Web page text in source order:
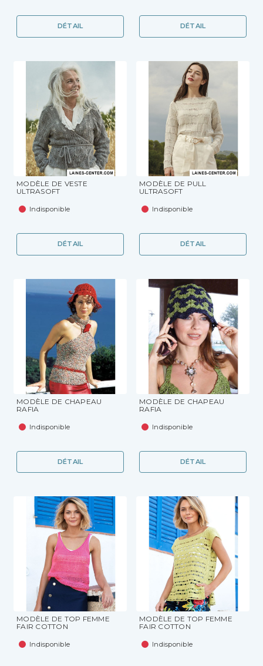
DÉTAIL DÉTAIL
MODÈLE DE VESTE
ULTRASOFT
Indisponible
DÉTAIL
MODÈLE DE PULL
ULTRASOFT
Indisponible
DÉTAIL
MODÈLE DE CHAPEAU
RAFIA
Indisponible
DÉTAIL
MODÈLE DE CHAPEAU
RAFIA
Indisponible
DÉTAIL
MODÈLE DE TOP FEMME
FAIR COTTON
Indisponible
MODÈLE DE TOP FEMME
FAIR COTTON
Indisponible